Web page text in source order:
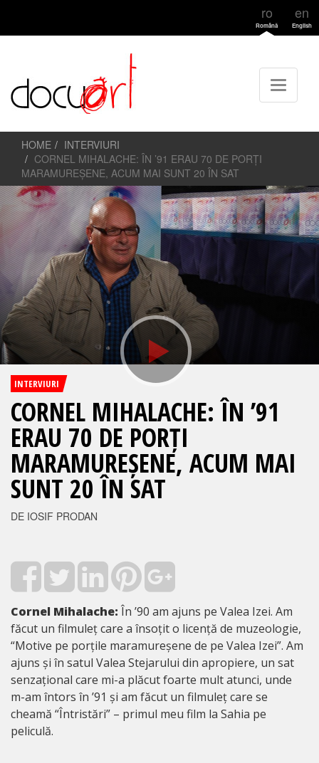
ro
Română
en
English
HOME
INTERVIURI
CORNEL MIHALACHE: ÎN ’91 ERAU 70 DE PORȚI
MARAMUREȘENE, ACUM MAI SUNT 20 ÎN SAT
INTERVIURI
CORNEL MIHALACHE: ÎN ’91
ERAU 70 DE PORȚI
MARAMUREȘENE, ACUM MAI
SUNT 20 ÎN SAT
DE IOSIF PRODAN
Cornel Mihalache: În ’90 am ajuns pe Valea Izei. Am
făcut un filmuleț care a însoțit o licență de muzeologie,
“Motive pe porțile maramureșene de pe Valea Izei”. Am
ajuns și în satul Valea Stejarului din apropiere, un sat
senzațional care mi-a plăcut foarte mult atunci, unde
m-am întors în ’91 și am făcut un filmuleț care se
cheamă “Întristări” – primul meu film la Sahia pe
peliculă.